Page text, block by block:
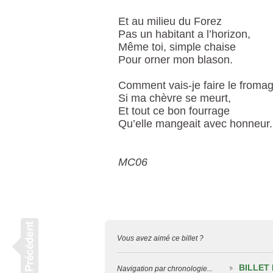
Et au milieu du Forez
Pas un habitant a l’horizon,
Même toi, simple chaise
Pour orner mon blason.
Comment vais-je faire le
Si ma chèvre se meurt,
Et tout ce bon fourrage
Qu’elle mangeait avec honneur.
MC06
Vous avez aimé ce billet ?
Navigation par chronologie...
BILLET